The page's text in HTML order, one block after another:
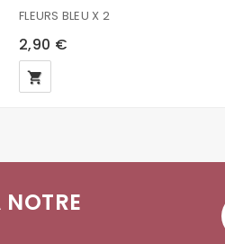
FLEURS BLEU X 2
2,90 €
local_grocery_store